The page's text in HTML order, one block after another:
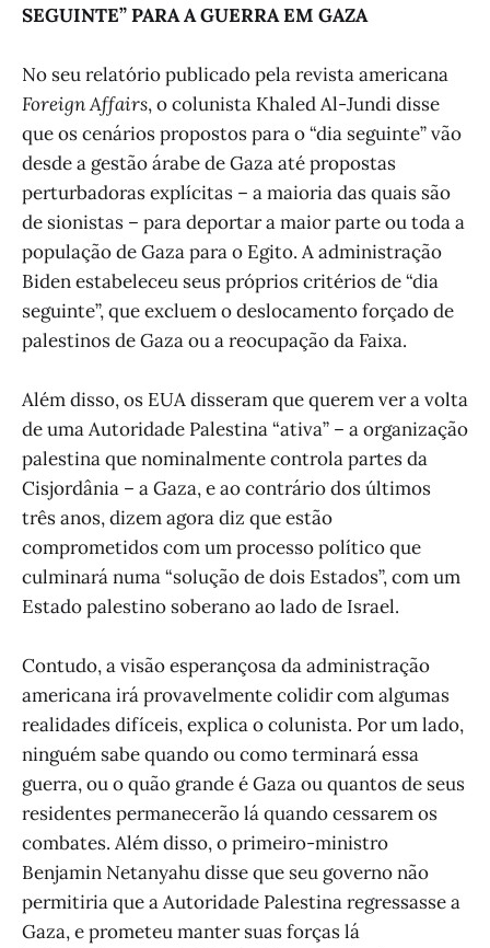
SEGUINTE” PARA A GUERRA EM GAZA
No seu relatório publicado pela revista americana
Foreign Affairs, o colunista Khaled Al-Jundi disse
que os cenários propostos para o “dia seguinte” vão
desde a gestão árabe de Gaza até propostas
perturbadoras explícitas – a maioria das quais são
de sionistas – para deportar a maior parte ou toda a
população de Gaza para o Egito. A administração
Biden estabeleceu seus próprios critérios de “dia
seguinte”, que excluem o deslocamento forçado de
palestinos de Gaza ou a reocupação da Faixa.
Além disso, os EUA disseram que querem ver a volta
de uma Autoridade Palestina “ativa” – a organização
palestina que nominalmente controla partes da
Cisjordânia – a Gaza, e ao contrário dos últimos
três anos, dizem agora diz que estão
comprometidos com um processo político que
culminará numa “solução de dois Estados”, com um
Estado palestino soberano ao lado de Israel.
Contudo, a visão esperançosa da administração
americana irá provavelmente colidir com algumas
realidades difíceis, explica o colunista. Por um lado,
ninguém sabe quando ou como terminará essa
guerra, ou o quão grande é Gaza ou quantos de seus
residentes permanecerão lá quando cessarem os
combates. Além disso, o primeiro-ministro
Benjamin Netanyahu disse que seu governo não
permitiria que a Autoridade Palestina regressasse a
Gaza, e prometeu manter suas forças lá